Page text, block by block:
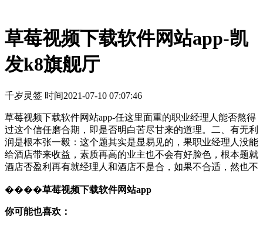
草莓视频下载软件网站app-凯
发k8旗舰厅
千岁灵签 时间2021-07-10 07:07:46
草莓视频下载软件网站app-任这里面重的职业经理人能否熬得
过这个信任磨合期，即是否明白苦尽甘来的道理。二、有无利
润是根本张一毅：这个题其实是显易见的，果职业经理人没能
给酒店带来收益，素质再高的业主也不会有好脸色，根本题就
酒店否盈利再有就经理人和酒店不是合，如果不合适，然也不
����草莓视频下载软件网站app
你可能也喜欢：